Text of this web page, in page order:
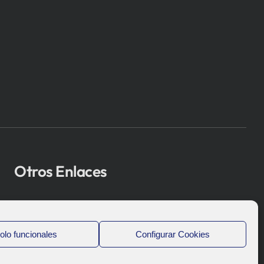
funcionales Configurar Cookies
Otros Enlaces
Bioef
Gobierno Vasco